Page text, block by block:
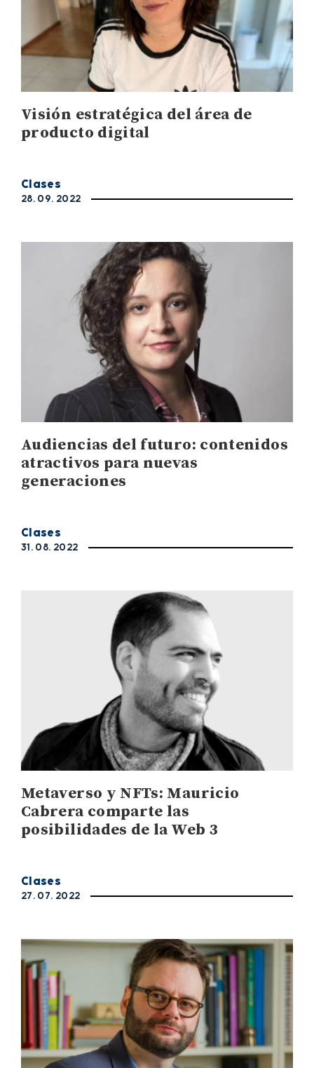
Visión estratégica del área de
producto digital
Clases
28. 09. 2022
Audiencias del futuro: contenidos
atractivos para nuevas
generaciones
Clases
31. 08. 2022
Metaverso y NFTs: Mauricio
Cabrera comparte las
posibilidades de la Web 3
Clases
27. 07. 2022